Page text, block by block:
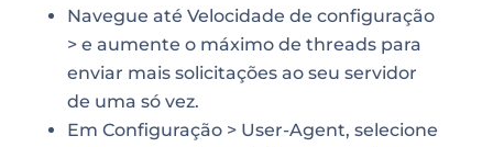
Navegue até Velocidade de configuração
> e aumente o máximo de threads para
enviar mais solicitações ao seu servidor
de uma só vez.
Em Configuração > User-Agent, selecione